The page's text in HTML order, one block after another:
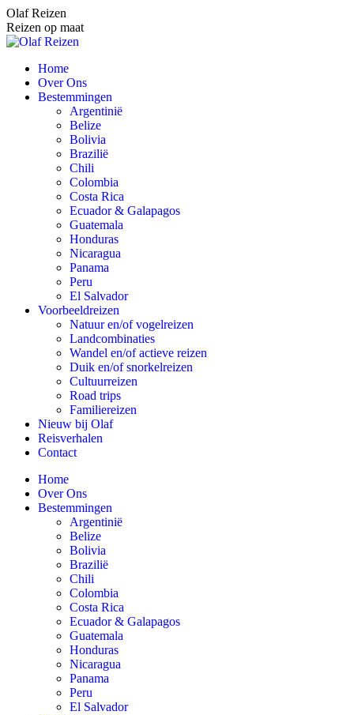
Spring
naar
content
Olaf Reizen
Reizen op maat
Home
Over Ons
Bestemmingen
Argentinië
Belize
Bolivia
Brazilië
Chili
Colombia
Costa Rica
Ecuador & Galapagos
Guatemala
Honduras
Nicaragua
Panama
Peru
El Salvador
Voorbeeldreizen
Natuur en/of vogelreizen
Landcombinaties
Wandel en/of actieve reizen
Duik en/of snorkelreizen
Cultuurreizen
Road trips
Familiereizen
Nieuw bij Olaf
Reisverhalen
Contact
Home
Over Ons
Bestemmingen
Argentinië
Belize
Bolivia
Brazilië
Chili
Colombia
Costa Rica
Ecuador & Galapagos
Guatemala
Honduras
Nicaragua
Panama
Peru
El Salvador